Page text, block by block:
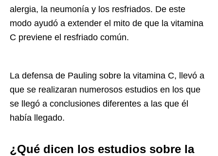
alergia, la neumonía y los resfriados. De este
modo ayudó a extender el mito de que la vitamina
C previene el resfriado común.
La defensa de Pauling sobre la vitamina C, llevó a
que se realizaran numerosos estudios en los que
se llegó a conclusiones diferentes a las que él
había llegado.
¿Qué dicen los estudios sobre la